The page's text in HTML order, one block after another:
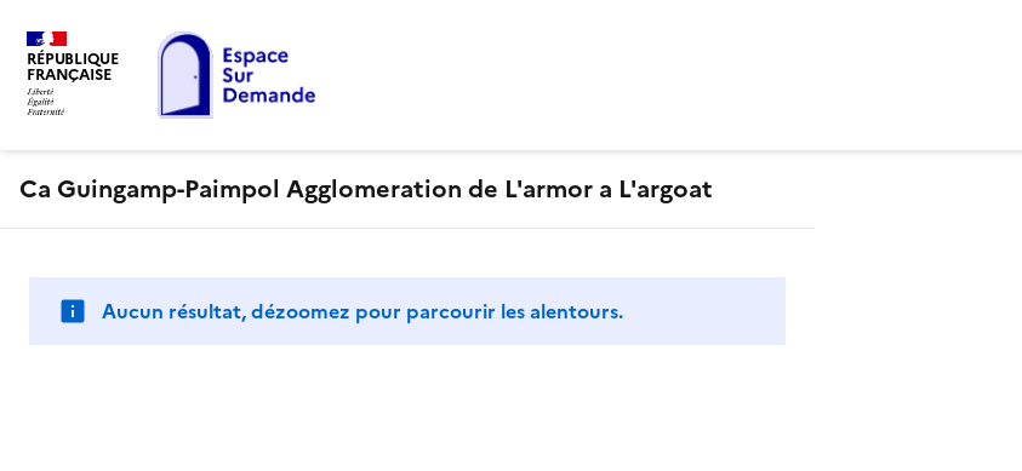
RÉPUBLIQUE
FRANÇAISE
Ca Guingamp-Paimpol Agglomeration de L'armor a L'argoat
Aucun résultat, dézoomez pour parcourir les alentours.